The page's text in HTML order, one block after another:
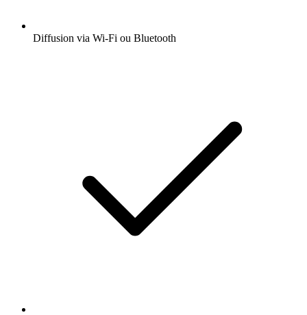
Diffusion via Wi-Fi ou Bluetooth